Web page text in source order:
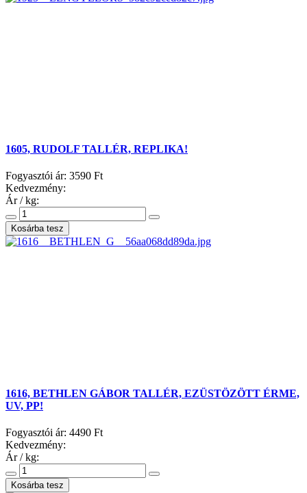
1605, RUDOLF TALLÉR, REPLIKA!
Fogyasztói ár: 3590 Ft
Kedvezmény:
Ár / kg:
1616, BETHLEN GÁBOR TALLÉR, EZÜSTÖZÖTT ÉRME,
UV, PP!
Fogyasztói ár: 4490 Ft
Kedvezmény:
Ár / kg: